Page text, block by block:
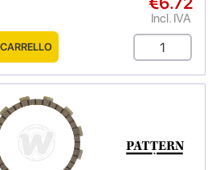
Incl. IVA